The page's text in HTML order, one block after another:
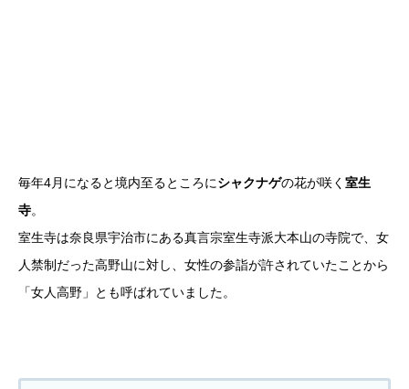
毎年4月になると境内至るところにシャクナゲの花が咲く 室生
寺。
室生寺は奈良県宇治市にある真言宗室生寺派大本山の寺院で、女
人禁制だった高野山に対し、女性の参詣が許されていたことから
「女人高野」とも呼ばれていました。